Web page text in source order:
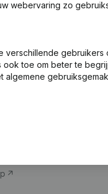
webervaring zo
verschillende gebruikers
toe om beter te
algemene